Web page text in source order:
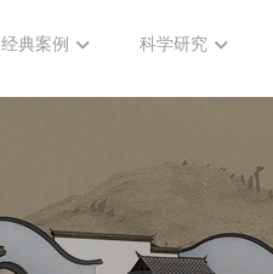
经典案例 科学研究